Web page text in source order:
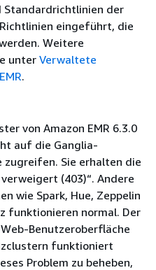
Standardrichtlinien der
eingeführt, die
Weitere
unter Verwaltete
.
von Amazon EMR 6.3.0
auf die Ganglia-
Sie erhalten die
(403)“. Andere
wie Spark, Hue, Zeppelin
funktionieren normal. Der
Benutzeroberfläche
funktioniert
Problem zu beheben,